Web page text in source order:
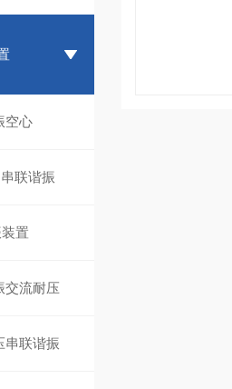
空心
联谐振
置
交流耐压
串联谐振